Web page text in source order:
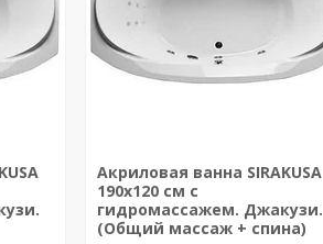
Акриловая ванна SIRAKUSA
190х120 см с
гидромассажем. Джакузи.
(Общий массаж + спина)